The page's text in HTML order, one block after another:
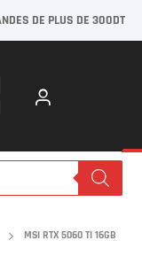
DE PLUS DE 300DT
MSI RTX 5060 TI 16GB